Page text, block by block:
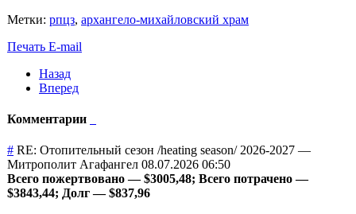
Метки: рпцз, архангело-михайловский храм
Печать E-mail
Назад
Вперед
Комментарии
# RE: Отопительный сезон /heating season/ 2026-2027 —
Митрополит Агафангел 08.07.2026 06:50
Всего пожертвовано — $3005,48; Всего потрачено —
$3843,44; Долг — $837,96